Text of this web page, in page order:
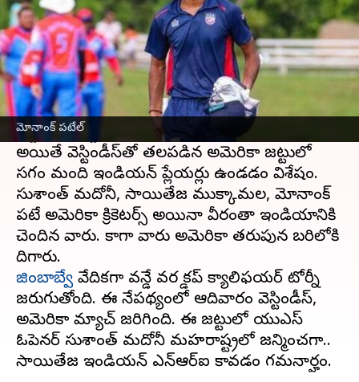
మోనాంక్ ప‌టేల్
వ్రాసిన వారు Jayachandra Akuri Jun 19, 2023 10:05 am
ఈ వార్తాకథనం ఏంటి
వరల్డ్ క్యాలిఫయర్ మ్యాచులోవెస్టిండీస్, యూఎస్ఏ
జట్లు తలపడ్డాయి. ఈ మ్యాచులో యూఎస్ఏపై
వెస్టిండీస్ జట్టు 39 పరుగుల తేడాతో గెలుపొందింది.
అయితే వెస్టిండీస్‌తో తలపడిన అమెరికా జట్టులో
సగం మంది ఇండియన్ ప్లేయర్లు ఉండడం విశేషం.
సుశాంత్ మదోనీ, సాయితేజ ముక్కామల, మోనాంక్
పటేల్ అమెరికా క్రికెటర్స్ అయినా వీరంతా ఇండియానికి
చెందిన వారు. కాగా వారు అమెరికా తరుపున బరిలోకి
జింబాబ్వేవేదికగా వన్డే వరల్డ్ కప్ క్యాలిఫయర్ టోర్నీ
జరుగుతోంది. ఈ నేపథ్యంలో ఆదివారం వెస్టిండీస్,
అమెరికా మ్యాచ్ జరిగింది. ఈ జట్టులో యుఎస్
ఓపెనర్ సుశాంత్ మదోనీ మహరాష్ట్రలో జన్మించగా..